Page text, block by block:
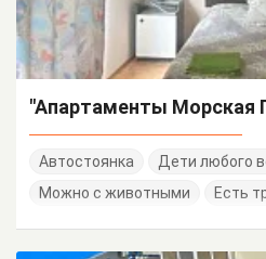
Автостоянка
Дети любого
Можно с животными
Есть